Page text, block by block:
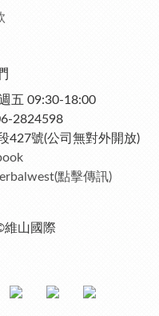
五 09:30-18:00
2824598
427號(公司無對外開放)
點擊傳訊)
維山國際